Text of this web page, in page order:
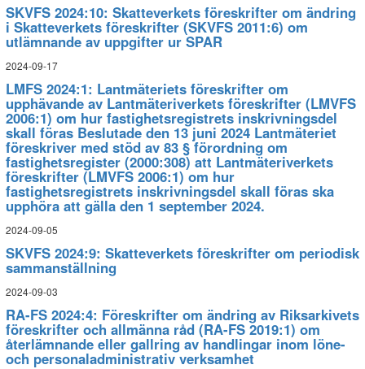
SKVFS 2024:10: Skatteverkets föreskrifter om ändring
i Skatteverkets föreskrifter (SKVFS 2011:6) om
utlämnande av uppgifter ur SPAR
2024-09-17
LMFS 2024:1: Lantmäteriets föreskrifter om
upphävande av Lantmäteriverkets föreskrifter (LMVFS
2006:1) om hur fastighetsregistrets inskrivningsdel
skall föras Beslutade den 13 juni 2024 Lantmäteriet
föreskriver med stöd av 83 § förordning om
fastighetsregister (2000:308) att Lantmäteriverkets
föreskrifter (LMVFS 2006:1) om hur
fastighetsregistrets inskrivningsdel skall föras ska
upphöra att gälla den 1 september 2024.
2024-09-05
SKVFS 2024:9: Skatteverkets föreskrifter om periodisk
sammanställning
2024-09-03
RA-FS 2024:4: Föreskrifter om ändring av Riksarkivets
föreskrifter och allmänna råd (RA-FS 2019:1) om
återlämnande eller gallring av handlingar inom löne-
och personaladministrativ verksamhet